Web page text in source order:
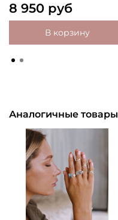
8 950 руб
В корзину
Аналогичные товары